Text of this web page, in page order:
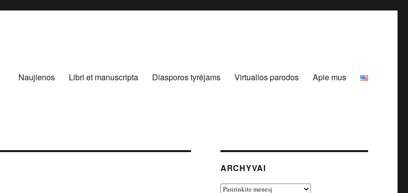
Naujienos Libri et manuscripta Diasporos tyrėjams Virtualios parodos Apie mus
ARCHYVAI
Archyvai